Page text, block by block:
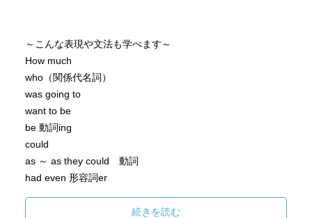
～こんな表現や文法も学べます～
How much
who（関係代名詞）
was going to
want to be
be 動詞ing
could
as ～ as they could 動詞
had even 形容詞er
続きを読む